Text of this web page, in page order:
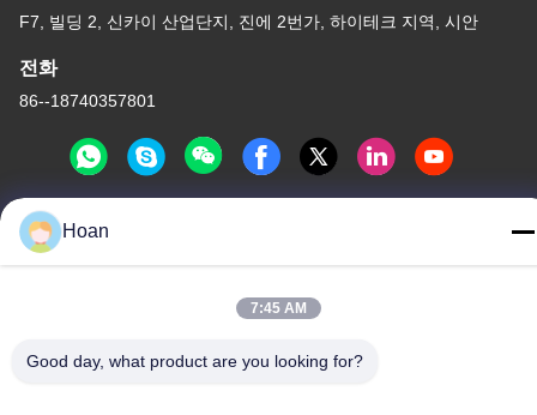
F7, 빌딩 2, 신카이 산업단지, 진에 2번가, 하이테크 지역, 시안
전화
86--18740357801
개인정보 보호 정책|사이트맵
중국 좋은 품질 와이어 로프 제진기 공급자. 저작권 2024-2026
Xi'an Hoan Microwave Co., Ltd. . 무단 복제 금지.
Hoan
7:45 AM
Good day, what product are you looking for?